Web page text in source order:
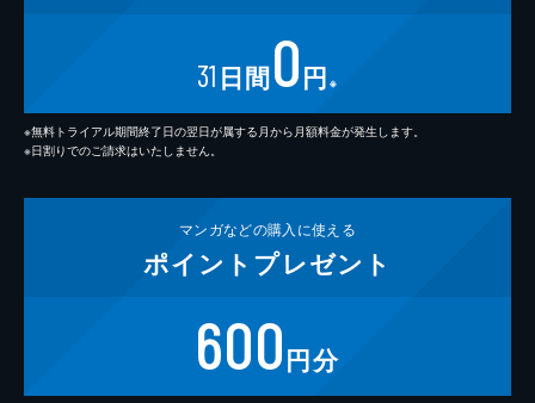
31 日間0円 ※
※無料トライアル期間終了日の翌日が属する月から月額料金が発生します。
※日割りでのご請求はいたしません。
マンガなどの購入に使える
ポイント プレゼント
600円分